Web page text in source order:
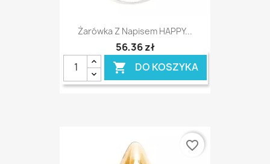
Żarówka Z Napisem HAPPY...
56,36 zł
 DO KOSZYKA
favorite_border